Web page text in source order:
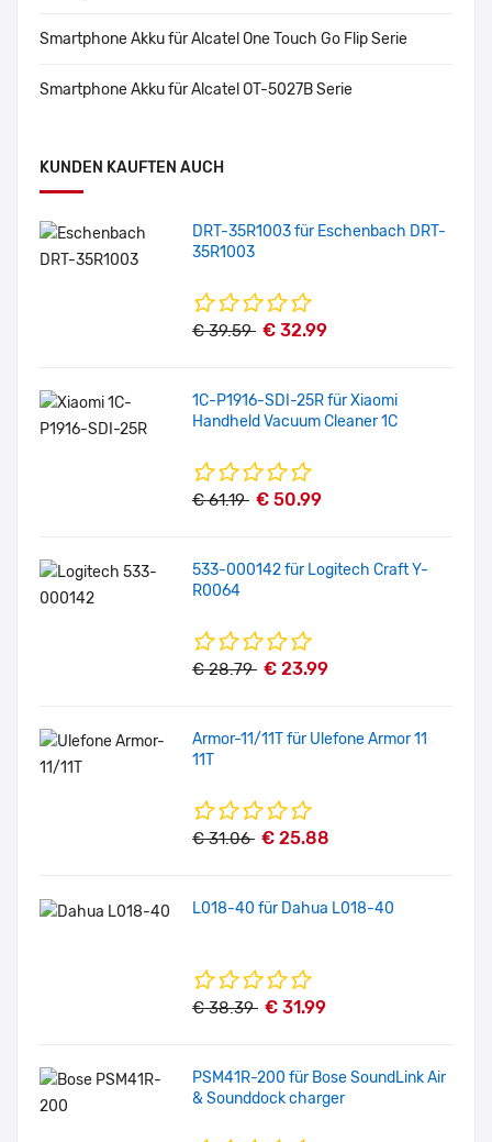
Smartphone Akku für Alcatel One Touch Go Flip Serie
Smartphone Akku für Alcatel OT-5027B Serie
KUNDEN KAUFTEN AUCH
DRT-35R1003 für Eschenbach DRT-
35R1003
€ 39.59 € 32.99
1C-P1916-SDI-25R für Xiaomi
Handheld Vacuum Cleaner 1C
€ 61.19 € 50.99
533-000142 für Logitech Craft Y-
R0064
€ 28.79 € 23.99
Armor-11/11T für Ulefone Armor 11
11T
€ 31.06 € 25.88
L018-40 für Dahua L018-40
€ 38.39 € 31.99
PSM41R-200 für Bose SoundLink Air
& Sounddock charger